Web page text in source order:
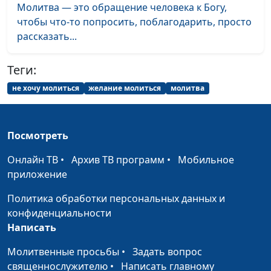
Радоваться, а не
плакать (вторая часть)
Виталий Киссер,
священнослужитель
Радоваться, а не
Вера, которая спасает
Дмитрий Булатов,
Благодать - что это
такое и зачем она
нужна?
Александр Синицын,
Белая одежда
праведности - форма
христианина
Молитва — это обращение человека к Богу,
чтобы что-то попросить, поблагодарить, просто
рассказать...
Теги:
не хочу молиться желание молиться молитва
Посмотреть
Онлайн ТВ • Архив ТВ программ • Мобильное
приложение
Политика обработки персональных данных и
конфиденциальности
Написать
Молитвенные просьбы • Задать вопрос
священнослужителю • Написать главному